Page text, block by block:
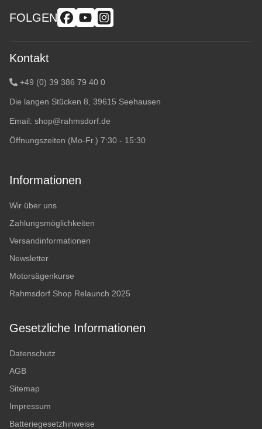
FOLGEN
Kontakt
+49 (0) 39 386 79 40 0
Die langen Stücken 8, 39615 Seehausen
Email: shop@rahmsdorf.de
Öffnungszeiten (Mo-Fr.) 7:30 - 15:30
Informationen
Wir über uns
Zahlungsmöglichkeiten
Versandinformationen
Newsletter
Motorsägenkurse
Rahmsdorf Shop Relaunch 2025
Gesetzliche Informationen
Datenschutz
AGB
Sitemap
Impressum
Batteriegesetzhinweise